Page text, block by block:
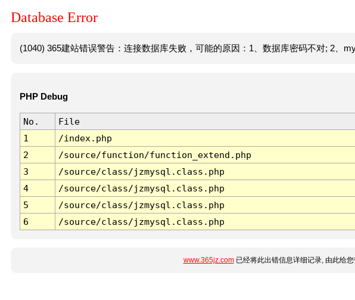
Database Error
(1040) 365建站错误警告：连接数据库失败，可能的原因：1、数据库密码不对; 2、
PHP Debug
No. File
1
/index.php
2
/source/function/function_extend.php
3
/source/class/jzmysql.class.php
4
/source/class/jzmysql.class.php
5
/source/class/jzmysql.class.php
6
/source/class/jzmysql.class.php
www.365jz.com已经将此出错信息详细记录, 由此给